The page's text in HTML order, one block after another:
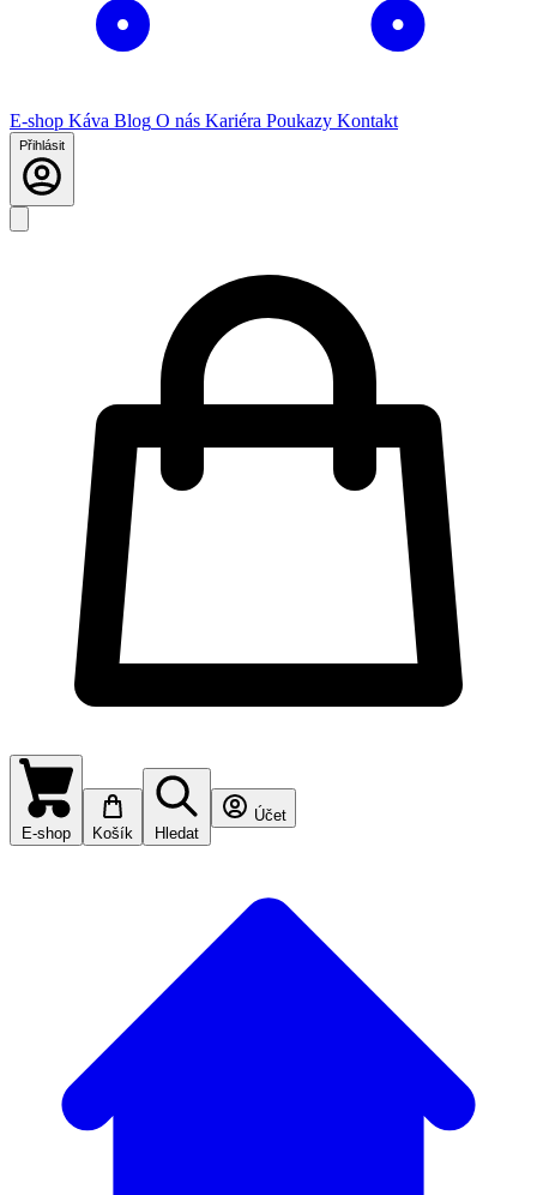
E-shop Káva Blog O nás Kariéra Poukazy Kontakt
Přihlásit
E-shop Košík Hledat
Účet